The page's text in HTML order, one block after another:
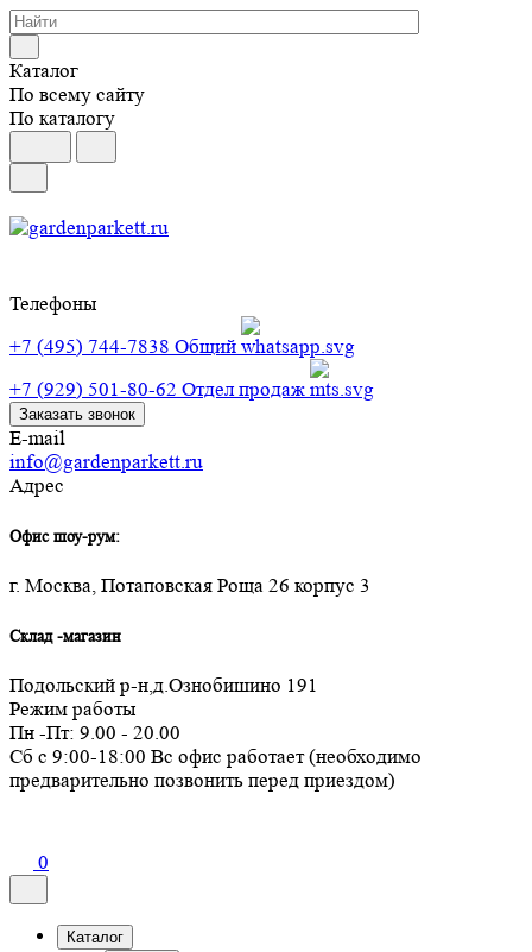
Каталог
По всему сайту
По каталогу
Телефоны
+7 (495) 744-7838 Общий
+7 (929) 501-80-62 Отдел продаж
Заказать звонок
E-mail
info@gardenparkett.ru
Адрес
Офис шоу-рум:
г. Москва, Потаповская Роща 26 корпус 3
Склад -магазин
Подольский р-н,д.Ознобишино 191
Режим работы
Пн -Пт: 9.00 - 20.00
Сб с 9:00-18:00 Вс офис работает (необходимо
предварительно позвонить перед приездом)
0
Каталог